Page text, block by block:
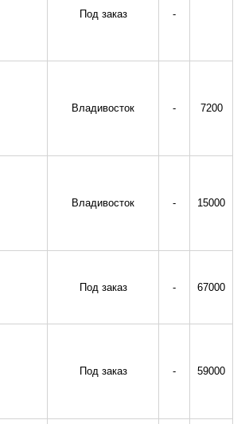
Под заказ -
Владивосток - 7200
Владивосток - 15000
Под заказ - 67000
Под заказ - 59000